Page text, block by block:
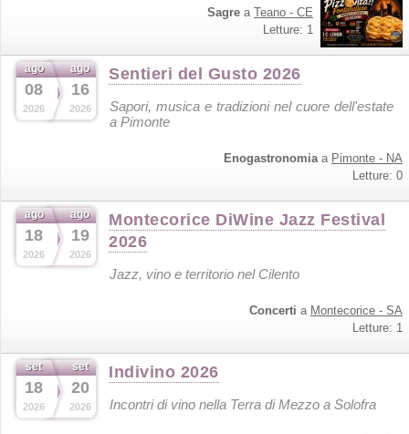
Sagre a Teano - CE
Letture: 1
ago
08
2026
ago
16
2026
Sentieri del Gusto 2026
Sapori, musica e tradizioni nel cuore dell'estate
a Pimonte
Enogastronomiaa Pimonte - NA
Letture: 0
ago
18
2026
ago
19
2026
Montecorice DiWine Jazz Festival
2026
Jazz, vino e territorio nel Cilento
Concerti a Montecorice - SA
Letture: 1
set
18
2026
set
20
2026
Indivino 2026
Incontri di vino nella Terra di Mezzo a Solofra